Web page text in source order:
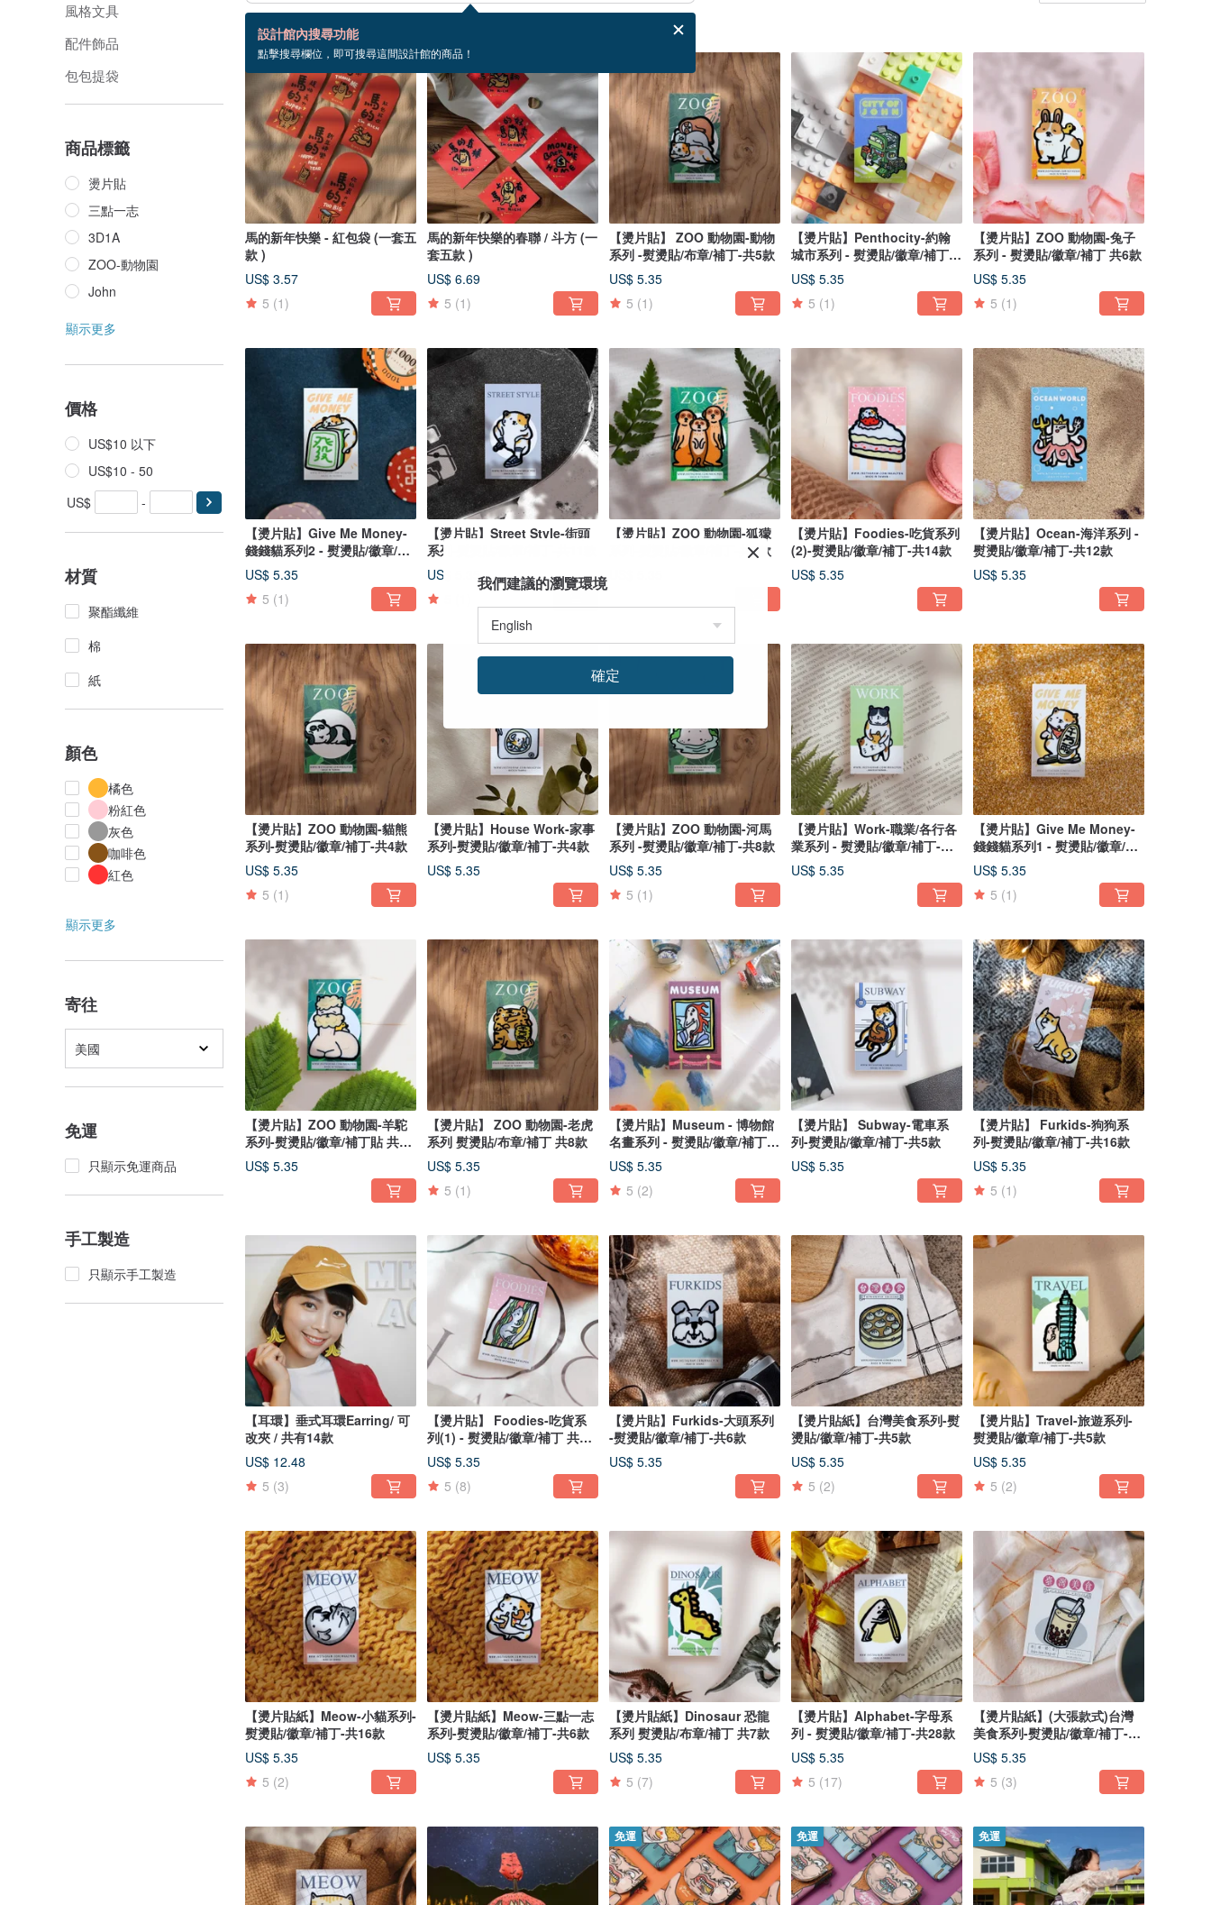
風格文具
配件飾品
包包提袋
商品標籤
燙片貼
三點一志
3D1A
ZOO-動物園
John
顯示更多
價格
US$10 以下
US$10 - 50
US$
-
材質
聚酯纖維
棉
紙
顏色
橘色
粉紅色
灰色
咖啡色
紅色
顯示更多
寄往
美國
免運
只顯示免運商品
手工製造
只顯示手工製造
設計館內搜尋功能
點擊搜尋欄位，即可搜尋這間設計館的商品！
35 個商品
馬的新年快樂 - 紅包袋 (一套五
款 )
US$ 3.57
5 (1)
馬的新年快樂的春聯 / 斗方 (一
套五款 )
US$ 6.69
5 (1)
【燙片貼】 ZOO 動物園-動物
系列 -熨燙貼/布章/補丁-共5款
US$ 5.35
5 (1)
【燙片貼】Penthocity-約翰
城市系列 - 熨燙貼/徽章/補丁-
共12款
US$ 5.35
5 (1)
【燙片貼】ZOO 動物園-兔子
系列 - 熨燙貼/徽章/補丁 共6款
US$ 5.35
5 (1)
【燙片貼】Give Me Money-
錢錢貓系列2 - 熨燙貼/徽章/補
丁 共4款
US$ 5.35
5 (1)
【燙片貼】Street Style-街頭
系列-熨燙貼/徽章/補丁-共11款
US$ 5.35
【燙片貼】ZOO 動物園-狐獴
系列-熨燙貼/徽章/補丁-共7款
【燙片貼】Foodies-吃貨系列
(2)-熨燙貼/徽章/補丁-共14款
US$ 5.35
【燙片貼】Ocean-海洋系列 -
熨燙貼/徽章/補丁-共12款
US$ 5.35
【燙片貼】ZOO 動物園-貓熊
系列-熨燙貼/徽章/補丁-共4款
US$ 5.35
5 (1)
【燙片貼】House Work-家事
系列-熨燙貼/徽章/補丁-共4款
US$ 5.35
【燙片貼】ZOO 動物園-河馬
系列 -熨燙貼/徽章/補丁-共8款
US$ 5.35
5 (1)
【燙片貼】Work-職業/各行各
業系列 - 熨燙貼/徽章/補丁-共4
款
US$ 5.35
【燙片貼】Give Me Money-
錢錢貓系列1 - 熨燙貼/徽章/補
丁 共7款
US$ 5.35
5 (1)
【燙片貼】ZOO 動物園-羊駝
系列-熨燙貼/徽章/補丁貼 共6
款
US$ 5.35
【燙片貼】 ZOO 動物園-老虎
系列 熨燙貼/布章/補丁 共8款
US$ 5.35
5 (1)
【燙片貼】Museum - 博物館
名畫系列 - 熨燙貼/徽章/補丁
共8款
US$ 5.35
5 (2)
【燙片貼】 Subway-電車系
列-熨燙貼/徽章/補丁-共5款
US$ 5.35
【燙片貼】 Furkids-狗狗系
列-熨燙貼/徽章/補丁-共16款
US$ 5.35
5 (1)
【耳環】垂式耳環Earring/ 可
改夾 / 共有14款
US$ 12.48
5 (3)
【燙片貼】 Foodies-吃貨系
列(1) - 熨燙貼/徽章/補丁 共8
款
US$ 5.35
5 (8)
【燙片貼】Furkids-大頭系列
-熨燙貼/徽章/補丁-共6款
US$ 5.35
【燙片貼紙】台灣美食系列-熨
燙貼/徽章/補丁-共5款
US$ 5.35
5 (2)
【燙片貼】Travel-旅遊系列-
熨燙貼/徽章/補丁-共5款
US$ 5.35
5 (2)
【燙片貼紙】Meow-小貓系列-
熨燙貼/徽章/補丁-共16款
US$ 5.35
5 (2)
【燙片貼紙】Meow-三點一志
系列-熨燙貼/徽章/補丁-共6款
US$ 5.35
【燙片貼紙】Dinosaur 恐龍
系列 熨燙貼/布章/補丁 共7款
US$ 5.35
5 (7)
【燙片貼】Alphabet-字母系
列 - 熨燙貼/徽章/補丁-共28款
US$ 5.35
5 (17)
【燙片貼紙】(大張款式)台灣
美食系列-熨燙貼/徽章/補丁-共
16款
US$ 5.35
5 (3)
免運 免運 免運
我們建議的瀏覽環境
確定